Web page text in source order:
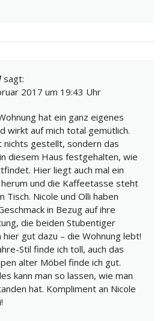
sagt:
2017 um 19:43 Uhr
hat ein ganz eigenes
wirkt auf mich total gemütlich.
nichts gestellt, sondern das
diesem Haus festgehalten, wie
Hier liegt auch mal ein
herum und die Kaffeetasse steht
Tisch. Nicole und Olli haben
in Bezug auf ihre
die beiden Stubentiger
hier gut dazu – die Wohnung lebt!
Stil finde ich toll, auch das
alter Möbel finde ich gut.
kann man so lassen, wie man
hat. Kompliment an Nicole